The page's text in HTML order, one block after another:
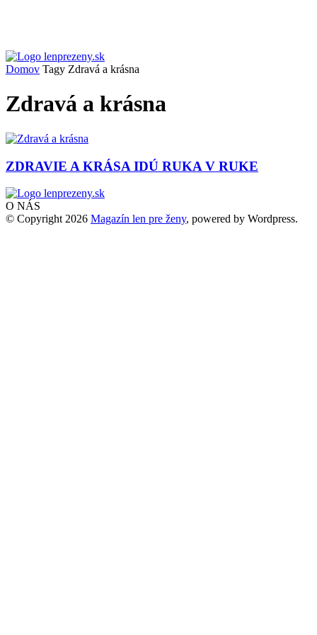
Domov Tagy Zdravá a krásna
Zdravá a krásna
ZDRAVIE A KRÁSA IDÚ RUKA V RUKE
O NÁS
© Copyright 2026 Magazín len pre ženy, powered by Wordpress.